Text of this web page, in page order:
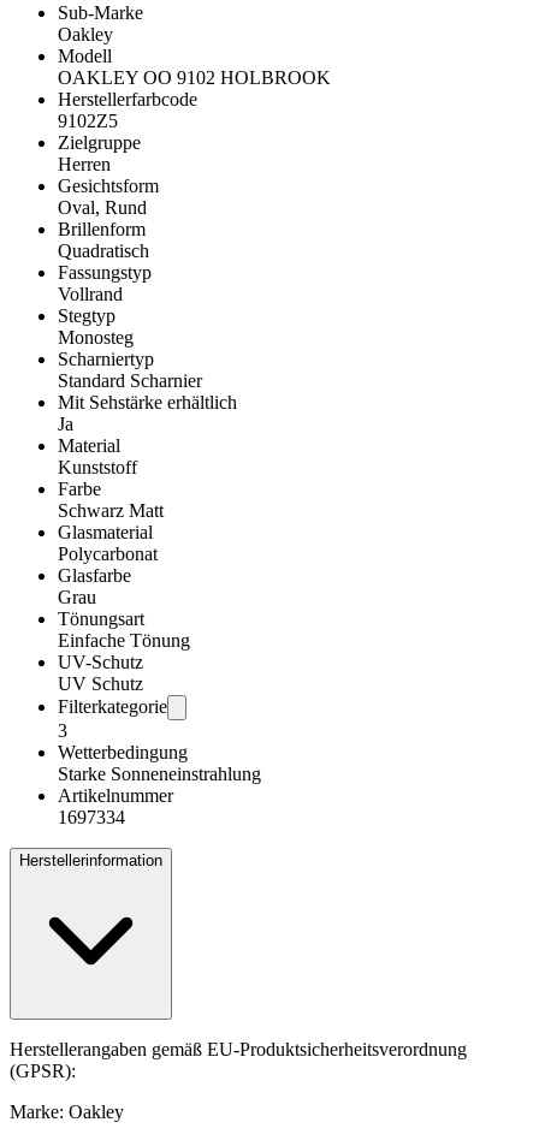
Sub-Marke
Oakley
Modell
OAKLEY OO 9102 HOLBROOK
Herstellerfarbcode
9102Z5
Zielgruppe
Herren
Gesichtsform
Oval, Rund
Brillenform
Quadratisch
Fassungstyp
Vollrand
Stegtyp
Monosteg
Scharniertyp
Standard Scharnier
Mit Sehstärke erhältlich
Ja
Material
Kunststoff
Farbe
Schwarz Matt
Glasmaterial
Polycarbonat
Glasfarbe
Grau
Tönungsart
Einfache Tönung
UV-Schutz
UV Schutz
Filterkategorie
3
Wetterbedingung
Starke Sonneneinstrahlung
Artikelnummer
1697334
Herstellerinformation
Herstellerangaben gemäß EU-Produktsicherheitsverordnung
(GPSR):
Marke: Oakley